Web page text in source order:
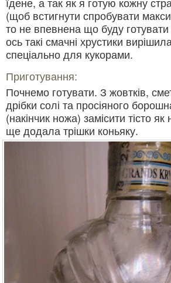
(щоб встигнути спробувати
то не впевнена що буду
ось такі смачні хрустики
спеціально для кукорами.
Приготування:
Почнемо готувати. З жовтків,
дрібки солі та просіяного
(накінчик ножа) замісити тісто
ще додала трішки коньяку.